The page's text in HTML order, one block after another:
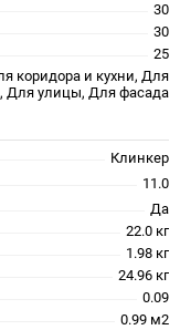
30
30
25
коридора и кухни, Для
Для улицы, Для фасада
Клинкер
11.0
Да
22.0 кг
1.98 кг
24.96 кг
0.09
0.99 м2